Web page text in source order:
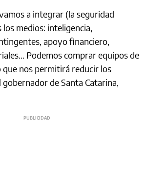
a integrar (la seguridad
medios: inteligencia,
apoyo financiero,
Podemos comprar equipos de
nos permitirá reducir los
gobernador de Santa Catarina,